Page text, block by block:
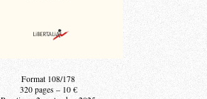
Format 108/178
320 pages – 10 €